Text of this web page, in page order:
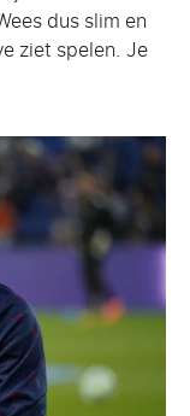
dus slim en
ziet spelen. Je